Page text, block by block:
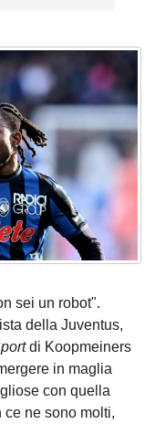
sei un robot".
della Juventus,
di Koopmeiners
in maglia
con quella
ne sono molti,